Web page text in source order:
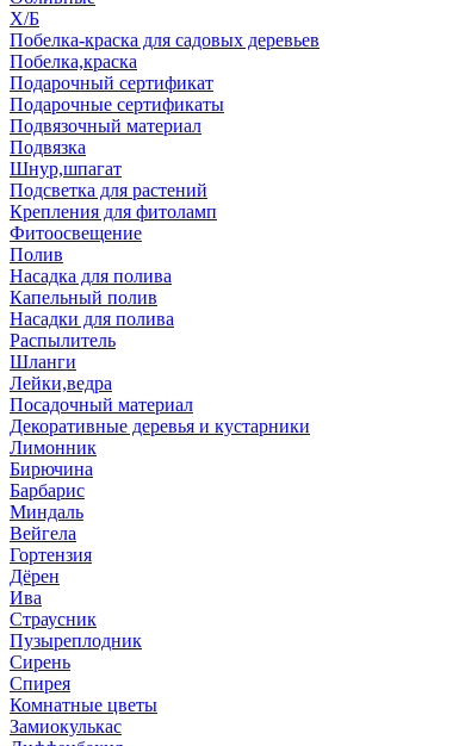
Х/Б
Побелка-краска для садовых деревьев
Побелка,краска
Подарочный сертификат
Подарочные сертификаты
Подвязочный материал
Подвязка
Шнур,шпагат
Подсветка для растений
Крепления для фитоламп
Фитоосвещение
Полив
Насадка для полива
Капельный полив
Насадки для полива
Распылитель
Шланги
Лейки,ведра
Посадочный материал
Декоративные деревья и кустарники
Лимонник
Бирючина
Барбарис
Миндаль
Вейгела
Гортензия
Дёрен
Ива
Страусник
Пузыреплодник
Сирень
Спирея
Комнатные цветы
Замиокулькас